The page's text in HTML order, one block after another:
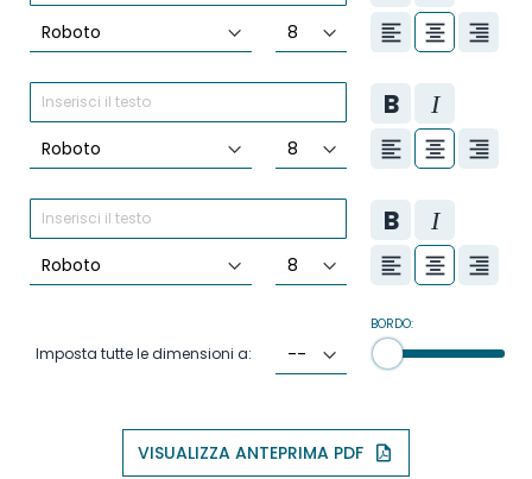
Imposta tutte le dimensioni a:
BORDO:
VISUALIZZA ANTEPRIMA PDF